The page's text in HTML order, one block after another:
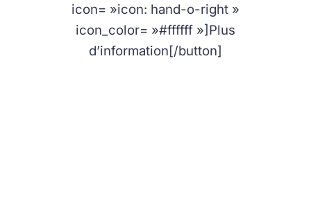
icon= »icon: hand-o-right »
icon_color= »#ffffff »]Plus
d’information[/button]